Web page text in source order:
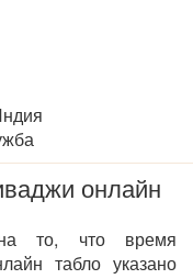
онлайн
то, что время
табло указано